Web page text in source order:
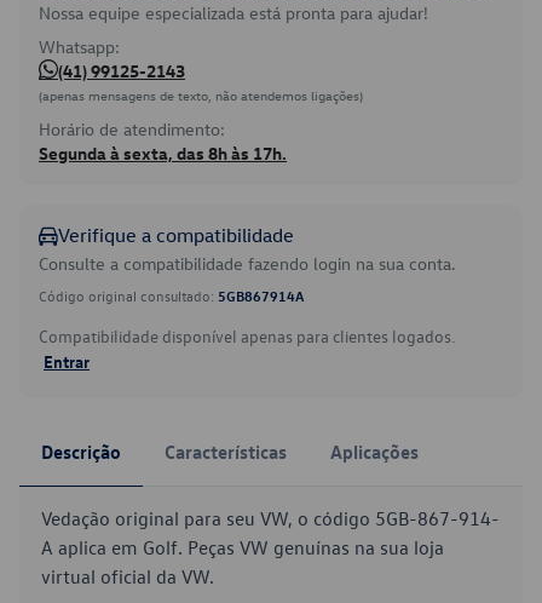
Nossa equipe especializada está pronta para ajudar!
Whatsapp:
(41) 99125-2143
(apenas mensagens de texto, não atendemos ligações)
Horário de atendimento:
Segunda à sexta, das 8h às 17h.
Verifique a compatibilidade
Consulte a compatibilidade fazendo login na sua conta.
Código original consultado: 5GB867914A
Compatibilidade disponível apenas para clientes logados.
Entrar
Descrição Características Aplicações
Vedação original para seu VW, o código 5GB-867-914-
A aplica em Golf. Peças VW genuínas na sua loja
virtual oficial da VW.